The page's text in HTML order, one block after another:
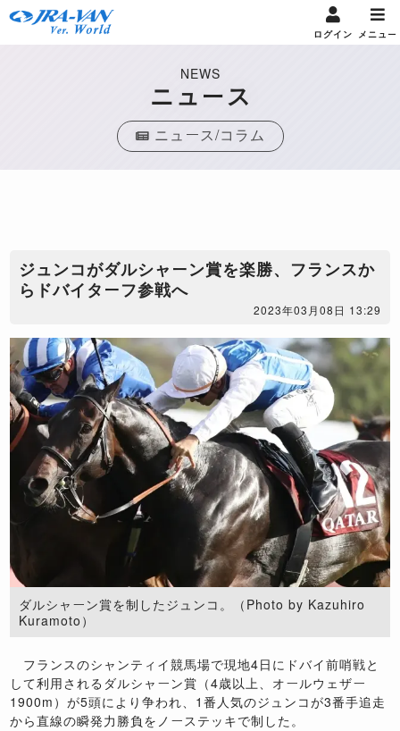
ログイン メニュー
NEWS
ニュース
ニュース/コラム
ジュンコがダルシャーン賞を楽勝、フランスか
らドバイターフ参戦へ
2023年03月08日 13:29
ダルシャーン賞を制したジュンコ。（Photo by Kazuhiro
Kuramoto）
フランスのシャンティイ競馬場で現地4日にドバイ前哨戦と
して利用されるダルシャーン賞（4歳以上、オールウェザー
1900m）が5頭により争われ、1番人気のジュンコが3番手追走
から直線の瞬発力勝負をノーステッキで制した。